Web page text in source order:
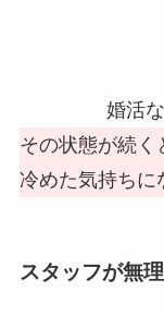
婚活
その状態が続く
冷めた気持ちに
スタッフが無